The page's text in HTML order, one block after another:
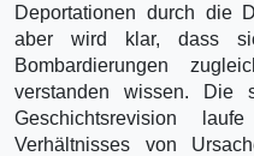
Deportationen durch die
aber wird klar, dass
Bombardierungen
verstanden wissen. Die
Geschichtsrevision
Verhältnisses von